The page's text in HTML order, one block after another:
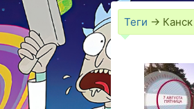
Теги → Канск